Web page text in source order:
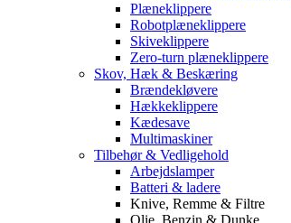
Plæneklippere
Robotplæneklippere
Skiveklippere
Zero-turn plæneklippere
Skov, Hæk & Beskæring
Brændekløvere
Hækkeklippere
Kædesave
Multimaskiner
Tilbehør & Vedligehold
Arbejdslamper
Batteri & ladere
Knive, Remme & Filtre
Olie, Benzin & Dunke